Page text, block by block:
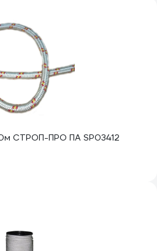
СТРОП-ПРО ПА SP03412